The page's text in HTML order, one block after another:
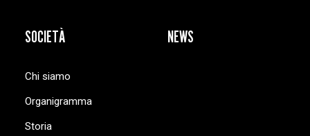
SOCIETÀ
Chi siamo
Organigramma
Storia
NEWS